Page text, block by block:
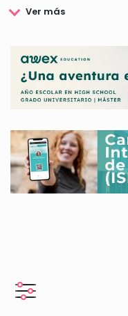
quienes atiende.
Su enfoque combina
colectivos que
activa. El equipo
capacidades de las
fundamental para
organización se basa
cumpliendo con todas
responsabilidades
entre los grupos de
cuenta principios de
participación.